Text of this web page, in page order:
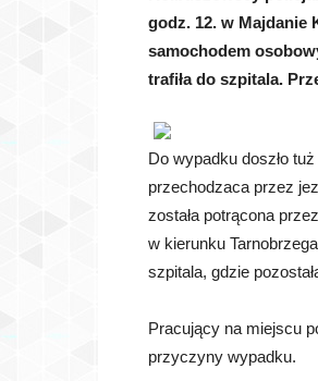
godz. 12. w Majdanie
samochodem
trafiła do szpitala.
Do wypadku doszło
przechodzaca przez
została potrącona
w kierunku
szpitala, gdzie
Pracujący na miejscu
przyczyny wypadku.